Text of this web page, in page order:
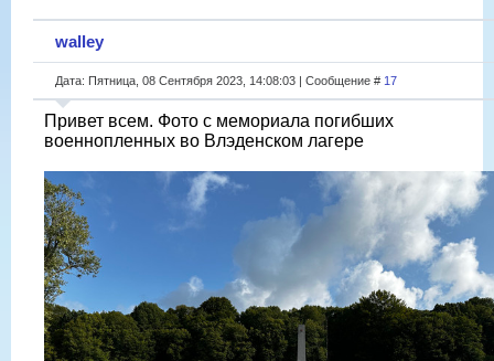
walley
Дата: Пятница, 08 Сентября 2023, 14:08:03 | Сообщение # 17
Привет всем. Фото с мемориала погибших
военнопленных во Влэденском лагере